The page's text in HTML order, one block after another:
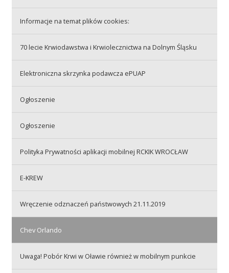
Akcje wyjazdowe
Szkolenia
Informacje na temat plików cookies:
70 lecie Krwiodawstwa i Krwiolecznictwa na Dolnym Śląsku
Elektroniczna skrzynka podawcza ePUAP
Ogłoszenie
Ogłoszenie
Polityka Prywatności aplikacji mobilnej RCKIK WROCŁAW
E-KREW
Wręczenie odznaczeń państwowych 21.11.2019
Chev Orlando
Uwaga! Pobór Krwi w Oławie również w mobilnym punkcie